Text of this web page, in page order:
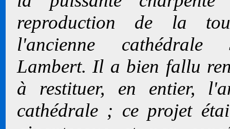
reproduction de la
l'ancienne cathédrale
Lambert. Il a bien fallu
à restituer, en entier,
cathédrale ; ce projet